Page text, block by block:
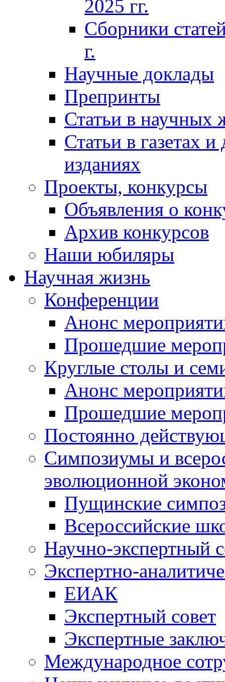
2025 гг.
Сборники
г.
Научные доклады
Препринты
Статьи в научных
Статьи в газетах
изданиях
Проекты, конкурсы
Объявления о
Архив конкурсов
Наши юбиляры
Научная жизнь
Конференции
Анонс
Прошедшие
Круглые столы и
Анонс
Прошедшие
Постоянно
Симпозиумы и
эволюционной
Пущинские
Всероссийские
Научно-экспертный
Экспертно-
ЕИАК
Экспертный совет
Экспертные
Международное